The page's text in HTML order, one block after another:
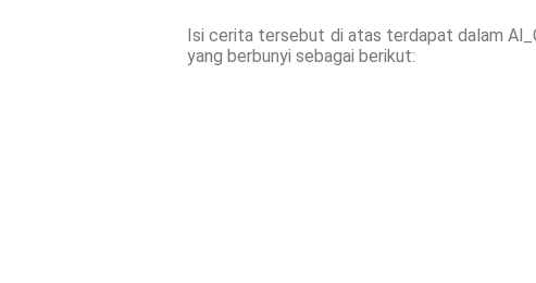
Isi cerita tersebut di atas terdapat dalam
yang berbunyi sebagai berikut: